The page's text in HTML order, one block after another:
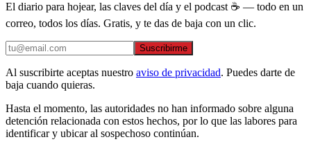
El diario para hojear, las claves del día y el podcast ☕ — todo en un
correo, todos los días. Gratis, y te das de baja con un clic.
Suscribirme
Al suscribirte aceptas nuestro aviso de privacidad. Puedes darte de
baja cuando quieras.
Hasta el momento, las autoridades no han informado sobre alguna
detención relacionada con estos hechos, por lo que las labores para
identificar y ubicar al sospechoso continúan.